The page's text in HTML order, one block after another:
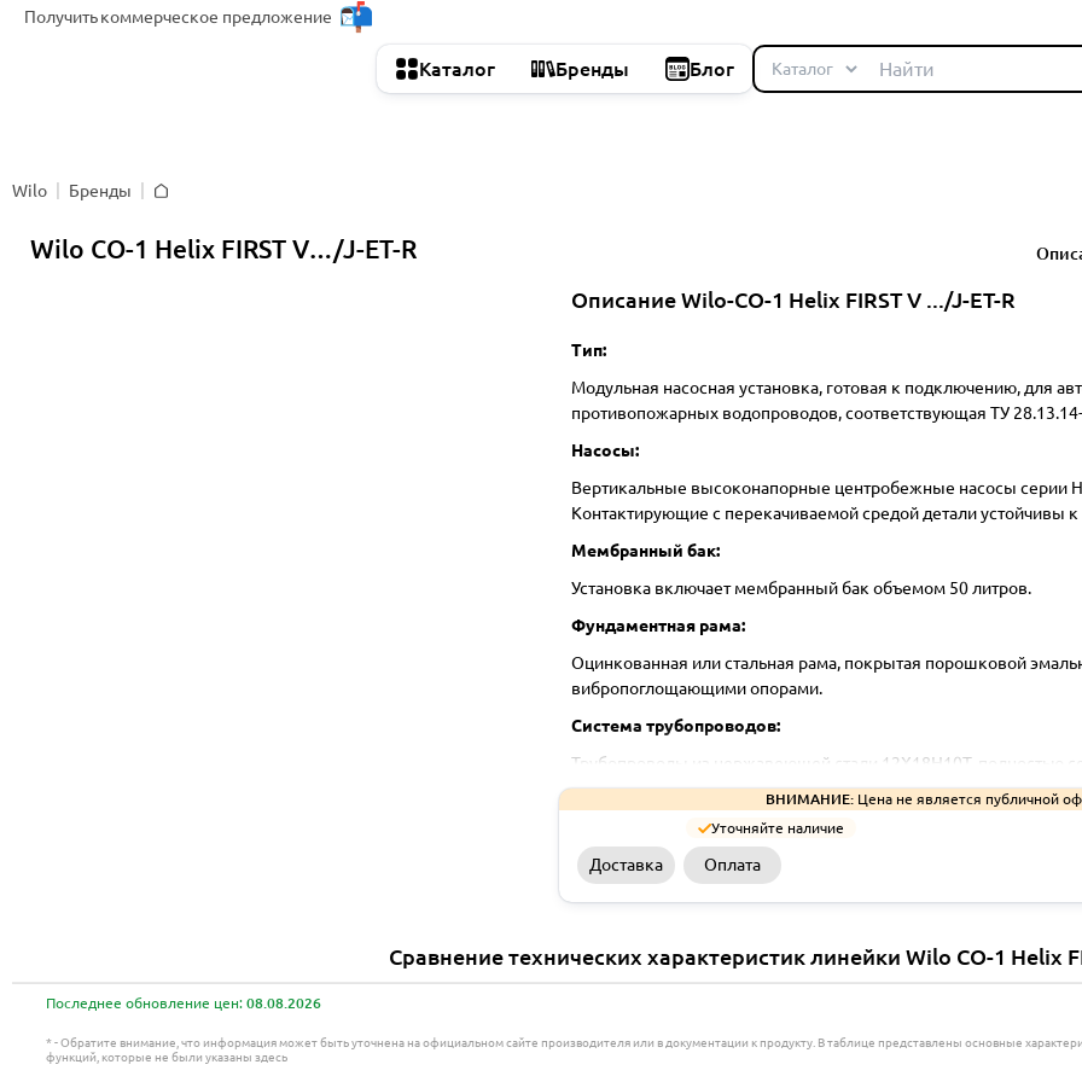
Получитькоммерческое предложение
Каталог Бренды Блог
Wilo
Бренды
Wilo CO-1 Helix FIRST V…/J-ET-R
Описание Wilo-CO-1 Helix FIRST V .../J-ET-R
Тип:
Модульная насосная установка, готовая к подключению, для
противопожарных водопроводов, соответствующая ТУ
Насосы:
Вертикальные высоконапорные центробежные насосы серии
Контактирующие с перекачиваемой средой детали устойчивы
Мембранный бак:
Установка включает мембранный бак объемом 50 литров.
Фундаментная рама:
Оцинкованная или стальная рама, покрытая порошковой
вибропоглощающими опорами.
Система трубопроводов:
Трубопроводы из нержавеющей стали 12Х18Н10Т, полностью
трубопроводов инженерных систем зданий. Размеры труб
Шаровой запорный кран на напорной стороне насоса, из
Для подачи воды в системы спринклерного пожаротушения и
ВНИМАНИЕ: Цена не является публичной
Уточняйте наличие
Доставка Оплата
Сравнение технических характеристик линейки Wilo CO-1 Helix
Последнее обновление цен: 08.08.2026
* - Обратите внимание, что информация может быть уточнена на официальном сайте производителя или в документации к продукту. В таблице представлены основные
функций, которые не были указаны здесь